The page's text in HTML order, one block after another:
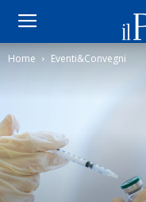
Home Eventi&Convegni